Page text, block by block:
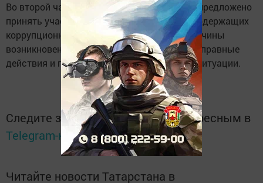
Во второй части лекции слушателям было предложено
принять участие в обсуждении ситуаций, содержащих
коррупционные действия, и определить причины
возникновения коррупции, назвать противоправные
действия и предложить законное решение ситуации.
Следите за самым важным и интересным в
Telegram-канале Татмедиа
Читайте новости Татарстана в